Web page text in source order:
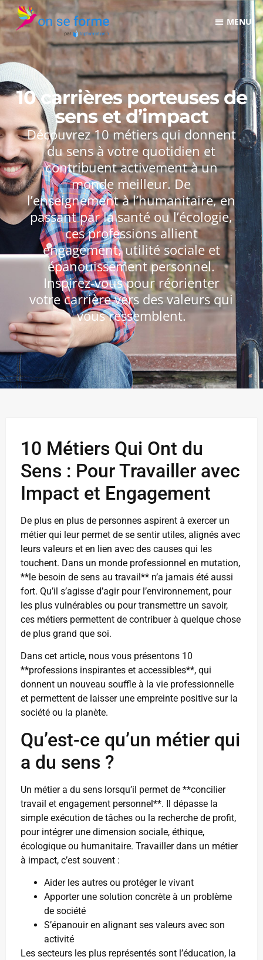
10 carrières porteuses de
sens et d’impact
Découvrez 10 métiers qui donnent
du sens à votre quotidien et
contribuent activement à un
monde meilleur. De
l’enseignement à l’humanitaire, en
passant par la santé ou l’écologie,
ces professions allient
engagement, utilité sociale et
épanouissement personnel.
Inspirez-vous pour réorienter
votre carrière vers des valeurs qui
vous ressemblent.
10 Métiers Qui Ont du
Sens : Pour Travailler avec
Impact et Engagement
De plus en plus de personnes aspirent à exercer un
métier qui leur permet de se sentir utiles, alignés avec
leurs valeurs et en lien avec des causes qui les
touchent. Dans un monde professionnel en mutation,
**le besoin de sens au travail** n’a jamais été aussi
fort. Qu’il s’agisse d’agir pour l’environnement, pour
les plus vulnérables ou pour transmettre un savoir,
ces métiers permettent de contribuer à quelque chose
de plus grand que soi.
Dans cet article, nous vous présentons 10
**professions inspirantes et accessibles**, qui
donnent un nouveau souffle à la vie professionnelle
et permettent de laisser une empreinte positive sur la
société ou la planète.
Qu’est-ce qu’un métier qui
a du sens ?
Un métier a du sens lorsqu’il permet de **concilier
travail et engagement personnel**. Il dépasse la
simple exécution de tâches ou la recherche de profit,
pour intégrer une dimension sociale, éthique,
écologique ou humanitaire. Travailler dans un métier
à impact, c’est souvent :
Aider les autres ou protéger le vivant
Apporter une solution concrète à un problème
de société
S’épanouir en alignant ses valeurs avec son
activité
Les secteurs les plus représentés sont l’éducation, la